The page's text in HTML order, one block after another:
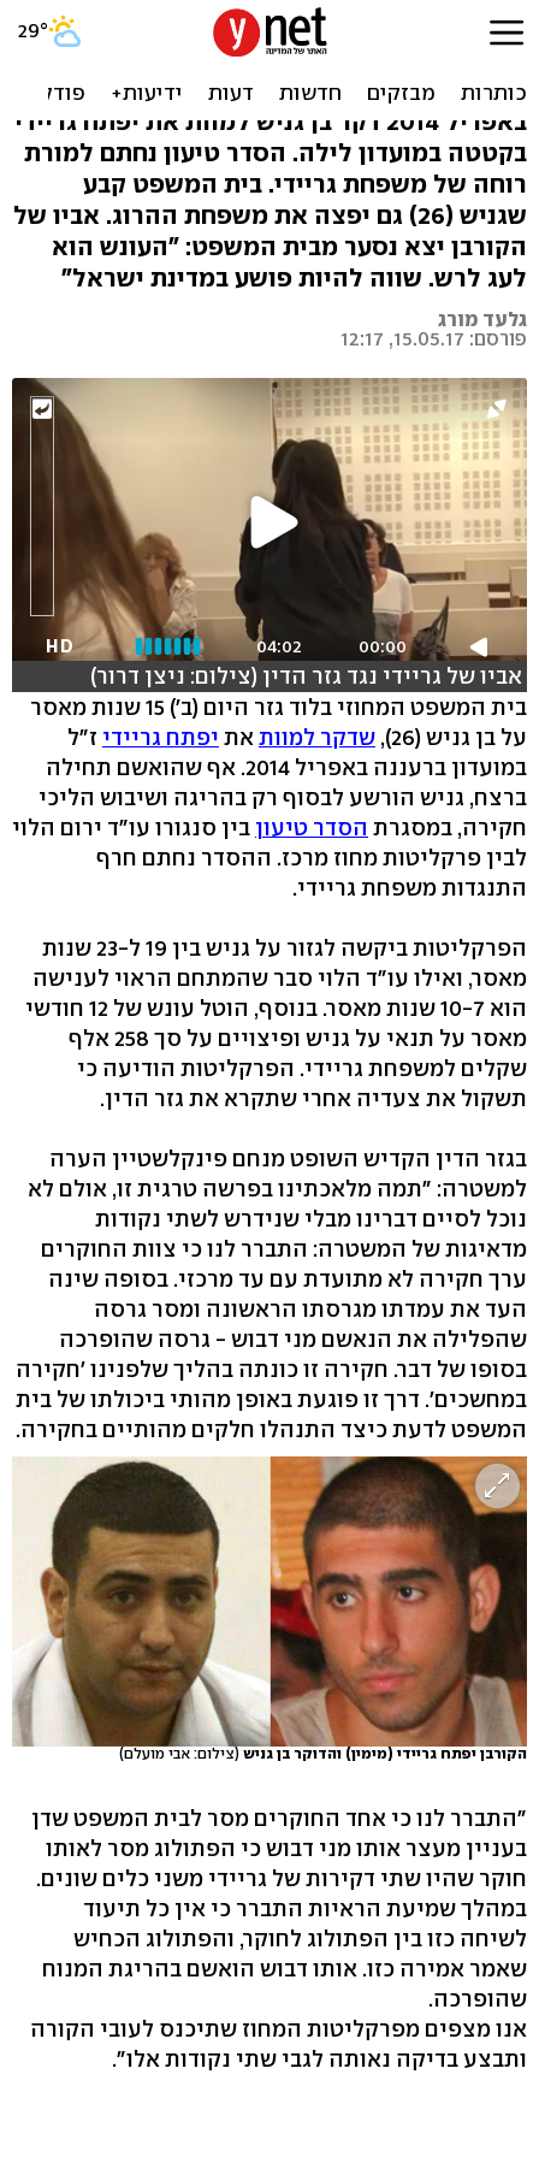
15 שנות מאסר לצעיר שדקר
למוות חייל במועדון לילה
באפריל 2014 דקר בן גניש למוות את יפתח גריידי
בקטטה במועדון לילה. הסדר טיעון נחתם למורת
רוחה של משפחת גריידי. בית המשפט קבע
שגניש (26) גם יפצה את משפחת ההרוג. אביו של
הקורבן יצא נסער מבית המשפט: "העונש הוא
לעג לרש. שווה להיות פושע במדינת ישראל"
גלעד מורג
פורסם: 15.05.17, 12:17
00:00
04:02
HD
אביו של גריידי נגד גזר הדין (צילום: ניצן דרור)
בית המשפט המחוזי בלוד גזר היום (ב') 15 שנות מאסר
על בן גניש (26),
שדקר למוותאת יפתח גריידי ז"ל
במועדון ברעננה באפריל 2014. אף שהואשם תחילה
ברצח, גניש הורשע לבסוף רק בהריגה ושיבוש הליכי
חקירה, במסגרת הסדר טיעון בין סנגורו עו"ד ירום הלוי
לבין פרקליטות מחוז מרכז. ההסדר נחתם חרף
התנגדות משפחת גריידי.
הפרקליטות ביקשה לגזור על גניש בין 19 ל-23 שנות
מאסר, ואילו עו"ד הלוי סבר שהמתחם הראוי לענישה
הוא 10-7 שנות מאסר. בנוסף, הוטל עונש של 12 חודשי
מאסר על תנאי על גניש ופיצויים על סך 258 אלף
שקלים למשפחת גריידי. הפרקליטות הודיעה כי
תשקול את צעדיה אחרי שתקרא את גזר הדין.
בגזר הדין הקדיש השופט מנחם פינקלשטיין הערה
למשטרה: "תמה מלאכתינו בפרשה טרגית זו, אולם לא
נוכל לסיים דברינו מבלי שנידרש לשתי נקודות
מדאיגות של המשטרה: התברר לנו כי צוות החוקרים
ערך חקירה לא מתועדת עם עד מרכזי. בסופה שינה
העד את עמדתו מגרסתו הראשונה ומסר גרסה
שהפלילה את הנאשם מני דבוש - גרסה שהופרכה
בסופו של דבר. חקירה זו כונתה בהליך שלפנינו 'חקירה
במחשכים'. דרך זו פוגעת באופן מהותי ביכולתו של בית
המשפט לדעת כיצד התנהלו חלקים מהותיים בחקירה.
הקורבן יפתח גריידי (מימין) והדוקר בן גניש(צילום: אבי מועלם)
"התברר לנו כי אחד החוקרים מסר לבית המשפט שדן
בעניין מעצר אותו מני דבוש כי הפתולוג מסר לאותו
חוקר שהיו שתי דקירות של גריידי משני כלים שונים.
במהלך שמיעת הראיות התברר כי אין כל תיעוד
לשיחה כזו בין הפתולוג לחוקר, והפתולוג הכחיש
שאמר אמירה כזו. אותו דבוש הואשם בהריגת המנוח
שהופרכה.
אנו מצפים מפרקליטות המחוז שתיכנס לעובי הקורה
ותבצע בדיקה נאותה לגבי שתי נקודות אלו".